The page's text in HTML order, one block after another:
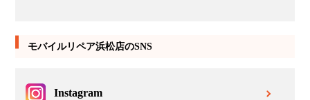
モバイルリペア浜松店のSNS
Instagram